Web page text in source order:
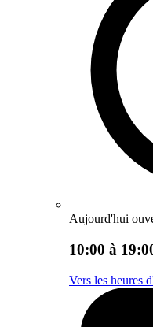
Aujourd'hui
10:00 à
Vers les heures